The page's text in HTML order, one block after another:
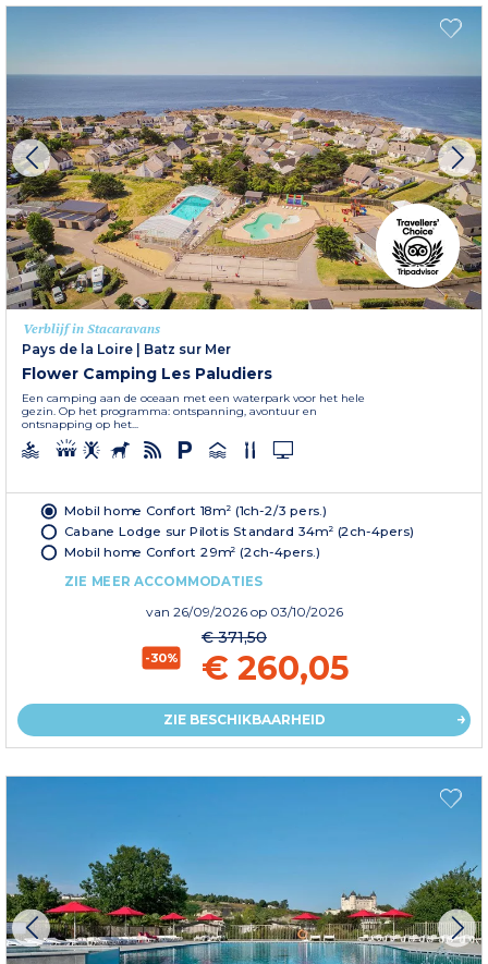
Verblijf in Stacaravans
Pays de la Loire
Batz sur Mer
Flower Camping Les Paludiers
Een camping aan de oceaan met een waterpark voor het hele
gezin. Op het programma: ontspanning, avontuur en
ontsnapping op het...
Mobil home Confort 18m² (1ch-2/3 pers.)
Cabane Lodge sur Pilotis Standard 34m² (2ch-4pers)
Mobil home Confort 29m² (2ch-4pers.)
ZIE MEER ACCOMMODATIES
van 26/09/2026 op 03/10/2026
-30%
€ 371,50
€ 260,05
ZIE BESCHIKBAARHEID